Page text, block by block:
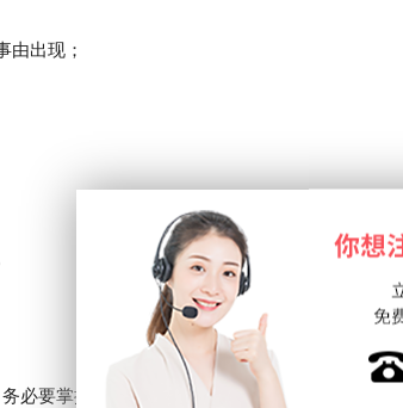
出现；
要掌握以下两方面事项，具体为：公司注销所